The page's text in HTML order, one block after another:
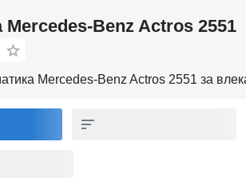
Benz Actros 2551
Mercedes-Benz Actros 2551 за